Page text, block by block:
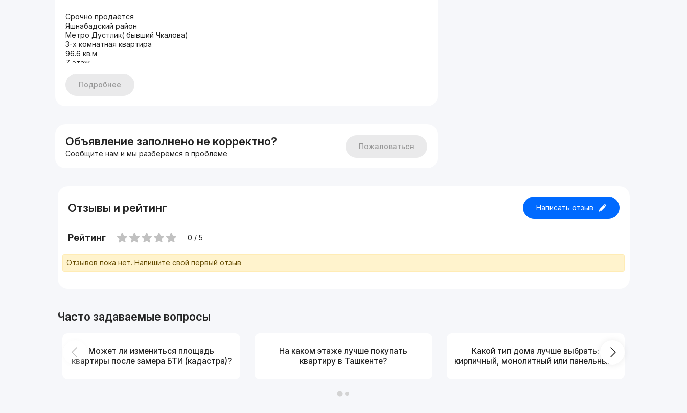
Срочно продаётся
Яшнабадский район
Метро Дустлик( бывший Чкалова)
3-х комнатная квартира
96.6 кв.м
7 этаж
89000 $
Подробнее
Объявление заполнено не корректно?
Сообщите нам и мы разберёмся в проблеме
Пожаловаться
Отзывы и рейтинг Написать отзыв
Рейтинг 0 / 5
Отзывов пока нет. Напишите свой первый отзыв
Часто задаваемые вопросы
Может ли измениться площадь
квартиры после замера БТИ (кадастра)?
На каком этаже лучше покупать
квартиру в Ташкенте?
Какой тип дома лучше выбрать:
кирпичный, монолитный или панельный?